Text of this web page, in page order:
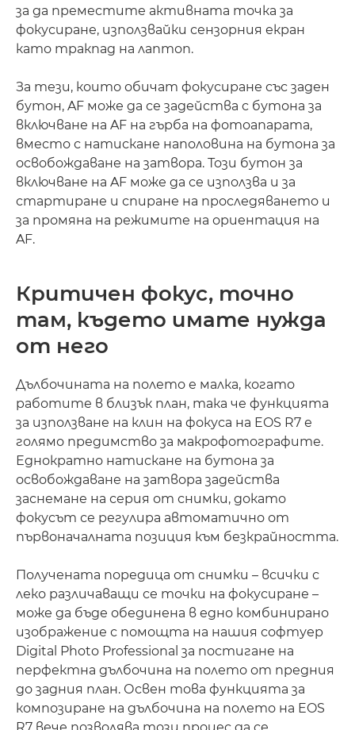
за да преместите активната точка за
фокусиране, използвайки сензорния екран
като тракпад на лаптоп.
За тези, които обичат фокусиране със заден
бутон, AF може да се задейства с бутона за
включване на AF на гърба на фотоапарата,
вместо с натискане наполовина на бутона за
освобождаване на затвора. Този бутон за
включване на AF може да се използва и за
стартиране и спиране на проследяването и
за промяна на режимите на ориентация на
AF.
Критичен фокус, точно
там, където имате нужда
от него
Дълбочината на полето е малка, когато
работите в близък план, така че функцията
за използване на клин на фокуса на EOS R7 е
голямо предимство за макрофотографите.
Еднократно натискане на бутона за
освобождаване на затвора задейства
заснемане на серия от снимки, докато
фокусът се регулира автоматично от
първоначалната позиция към безкрайността.
Получената поредица от снимки – всички с
леко различаващи се точки на фокусиране –
може да бъде обединена в едно комбинирано
изображение с помощта на нашия софтуер
Digital Photo Professional за постигане на
перфектна дълбочина на полето от предния
до задния план. Освен това функцията за
композиране на дълбочина на полето на EOS
R7 вече позволява този процес да се